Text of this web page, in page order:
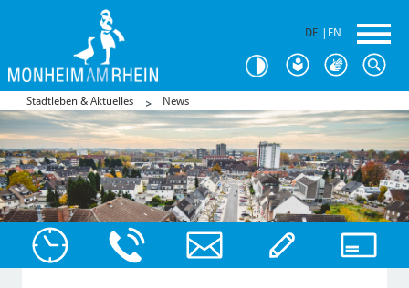
DE EN
Stadtleben & Aktuelles News